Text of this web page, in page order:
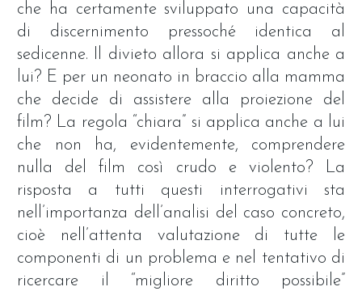
che ha certamente sviluppato una capacità
di discernimento pressoché identica al
sedicenne. Il divieto allora si applica anche a
lui? E per un neonato in braccio alla mamma
che decide di assistere alla proiezione del
film? La regola “chiara” si applica anche a lui
che non ha, evidentemente, comprendere
nulla del film così crudo e violento? La
risposta a tutti questi interrogativi sta
nell’importanza dell’analisi del caso concreto,
cioè nell’attenta valutazione di tutte le
componenti di un problema e nel tentativo di
ricercare il “migliore diritto possibile”